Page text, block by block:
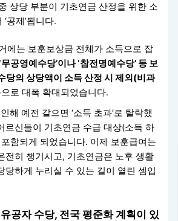
상당 부분이 기초연금 산정을 위한 소
공제’됩니다.
에는 보훈보상금 전체가 소득으로 잡
무공영예수당’이나 ‘참전명예수당’ 등 보
당의 상당액이 소득 산정 시 제외(비과
로 대폭 확대되었습니다.
해 예전 같으면 ‘소득 초과’로 탈락했
르신들이 기초연금 수급 대상(소득 하
함되게 되었습니다. 이제 보훈급여는
전히 챙기시고, 기초연금은 노후 생활
당하게 누리실 수 있는 길이 열린 셈입
공자 수당, 전국 평준화 계획이 있